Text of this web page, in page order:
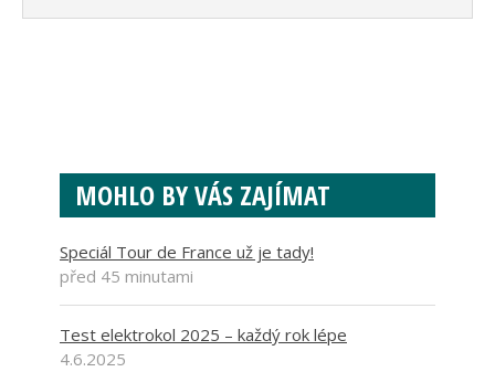
MOHLO BY VÁS ZAJÍMAT
Speciál Tour de France už je tady!
před 45 minutami
Test elektrokol 2025 – každý rok lépe
4.6.2025